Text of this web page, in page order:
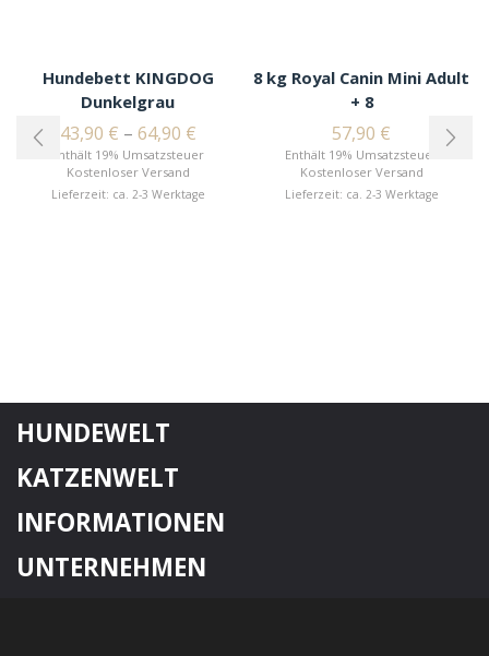
Hundebett KINGDOG
Dunkelgrau
43,90 € – 64,90 €
Enthält 19% Umsatzsteuer
Kostenloser Versand
Lieferzeit: ca. 2-3 Werktage
8 kg Royal Canin Mini Adult
+ 8
57,90 €
Enthält 19% Umsatzsteuer
Kostenloser Versand
Lieferzeit: ca. 2-3 Werktage
HUNDEWELT
KATZENWELT
INFORMATIONEN
UNTERNEHMEN